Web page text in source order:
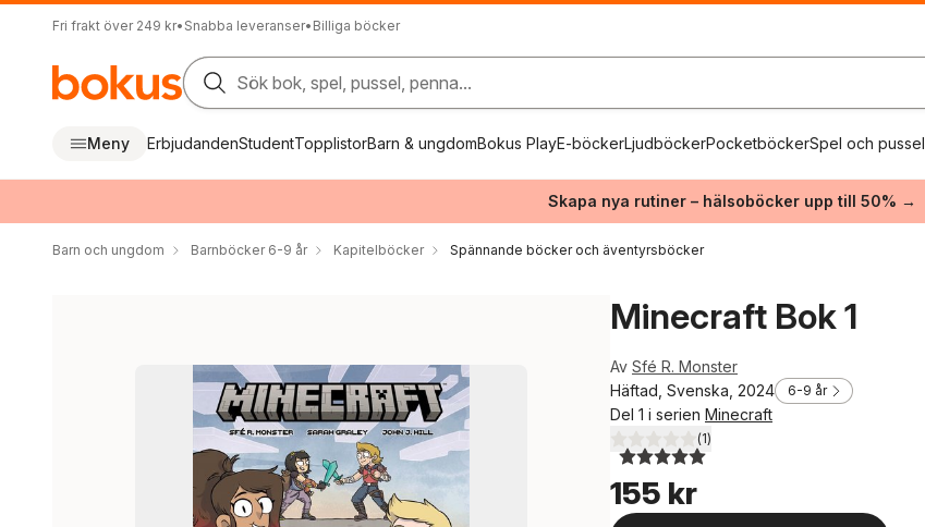
Fri frakt över 249 kr• Snabba leveranser• Billiga böcker
Sök bok, spel, pussel, penna...
Meny ErbjudandenStudentTopplistorBarn & ungdomBokus PlayE-böckerLjudböckerPocketböckerSpel och pussel
Skapa nya rutiner – hälsoböcker upp till 50% →
Barn och ungdom Barnböcker 6-9 år Kapitelböcker Spännande böcker och äventyrsböcker
Minecraft Bok 1
Av Sfé R. Monster
Häftad, Svenska, 2024
6-9 år
Del 1 i serien Minecraft
5,0utav 5 stjärnor. Totalt antal röster:
(1)
155 kr